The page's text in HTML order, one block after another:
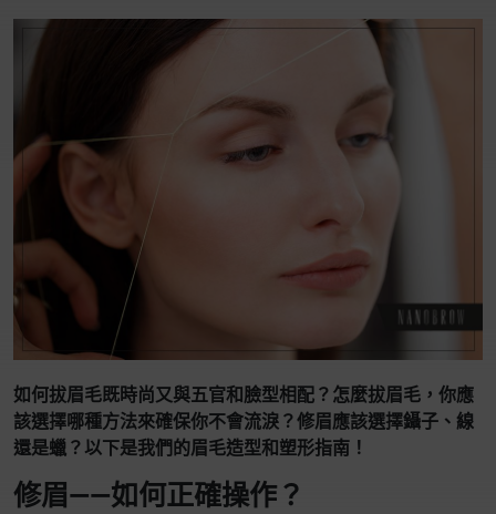
如何拔眉毛既時尚又與五官和臉型相配？怎麼拔眉毛，你應
該選擇哪種方法來確保你不會流淚？修眉應該選擇鑷子、線
還是蠟？以下是我們的眉毛造型和塑形指南！
修眉——如何正確操作？